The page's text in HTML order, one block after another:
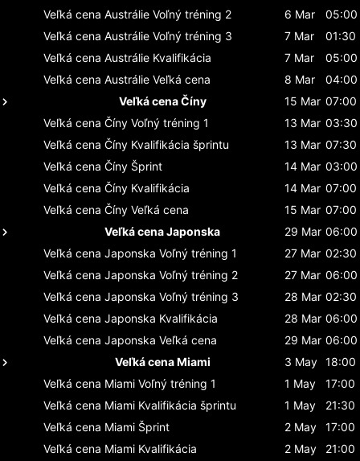
Veľká cena Austrálie Voľný tréning 2 6 Mar
05:00
Veľká cena Austrálie Voľný tréning 3 7 Mar
01:30
Veľká cena Austrálie Kvalifikácia 7 Mar
05:00
Veľká cena Austrálie Veľká cena 8 Mar
04:00
Veľká cena Číny
15 Mar 07:00
Veľká cena Číny Voľný tréning 1 13 Mar 03:30
Veľká cena Číny Kvalifikácia šprintu 13 Mar 07:30
Veľká cena Číny Šprint 14 Mar 03:00
Veľká cena Číny Kvalifikácia 14 Mar 07:00
Veľká cena Číny Veľká cena 15 Mar 07:00
Veľká cena Japonska
29 Mar 06:00
Veľká cena Japonska Voľný tréning 1 27 Mar 02:30
Veľká cena Japonska Voľný tréning 2 27 Mar 06:00
Veľká cena Japonska Voľný tréning 3 28 Mar 02:30
Veľká cena Japonska Kvalifikácia 28 Mar 06:00
Veľká cena Japonska Veľká cena 29 Mar 06:00
Veľká cena Miami
3 May 18:00
Veľká cena Miami Voľný tréning 1 1 May
17:00
Veľká cena Miami Kvalifikácia šprintu 1 May
21:30
Veľká cena Miami Šprint 2 May
17:00
Veľká cena Miami Kvalifikácia 2 May
21:00